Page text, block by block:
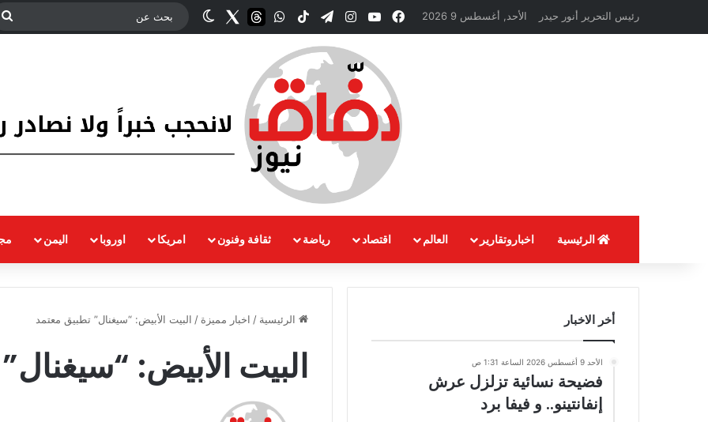
رئيس التحرير أنور حيدر الأحد, أغسطس 9 2026 فيسبوك‫YouTubeانستقرام
تيلقرام ‫TikTokواتسابthreads
Twitterالوضع المظلم
الرئيسية اخباروتقارير العالم اقتصاد رياضة ثقافة وفنون امريكا اوروبا اليمن
الرئيسية / اخبار مميزة / البيت الأبيض: “سيغنال” تطبيق معتمد
البيت الأبيض:
أخر الاخبار
الأحد 9 أغسطس 2026 الساعة 1:31 ص
فضيحة نسائية تزلزل عرش
إنفانتينو.. و فيفا برد